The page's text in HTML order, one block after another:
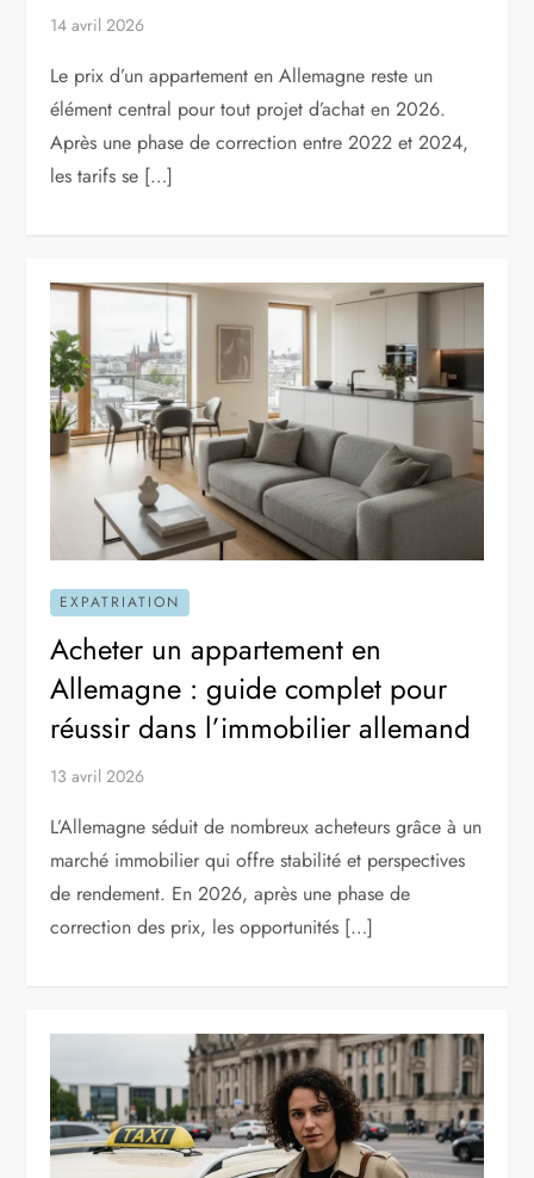
14 avril 2026
Le prix d’un appartement en Allemagne reste un
élément central pour tout projet d’achat en 2026.
Après une phase de correction entre 2022 et 2024,
les tarifs se […]
EXPATRIATION
Acheter un appartement en
Allemagne : guide complet pour
réussir dans l’immobilier allemand
13 avril 2026
L’Allemagne séduit de nombreux acheteurs grâce à un
marché immobilier qui offre stabilité et perspectives
de rendement. En 2026, après une phase de
correction des prix, les opportunités […]